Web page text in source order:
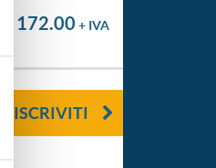
€ 172.00 + IVA
ISCRIVITI